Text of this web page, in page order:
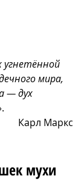
угнетённой
мира,
— дух
Карл Маркс
мухи